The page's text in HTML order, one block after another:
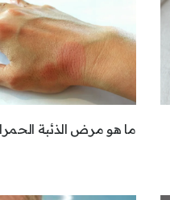
ما هو مرض الذئبة